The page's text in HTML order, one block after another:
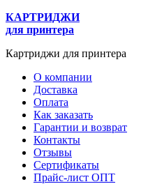
КАРТРИДЖИ
для принтера
Картриджи для принтера
О компании
Доставка
Оплата
Как заказать
Гарантии и возврат
Контакты
Отзывы
Сертификаты
Прайс-лист ОПТ